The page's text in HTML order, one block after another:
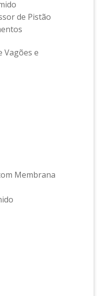
de Pistão
Vagões e
Membrana